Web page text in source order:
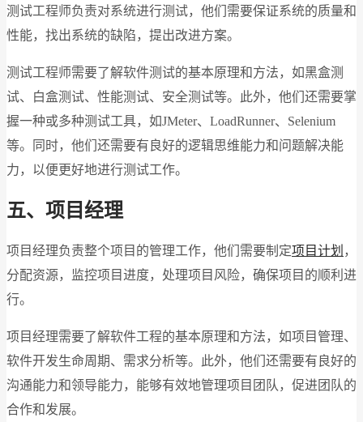
测试工程师负责对系统进行测试，他们需要保证系统的质量和
性能，找出系统的缺陷，提出改进方案。
测试工程师需要了解软件测试的基本原理和方法，如黑盒测
试、白盒测试、性能测试、安全测试等。此外，他们还需要掌
握一种或多种测试工具，如JMeter、LoadRunner、Selenium
等。同时，他们还需要有良好的逻辑思维能力和问题解决能
力，以便更好地进行测试工作。
五、项目经理
项目经理负责整个项目的管理工作，他们需要制定项目计划 ，
分配资源，监控项目进度，处理项目风险，确保项目的顺利进
行。
项目经理需要了解软件工程的基本原理和方法，如项目管理、
软件开发生命周期、需求分析等。此外，他们还需要有良好的
沟通能力和领导能力，能够有效地管理项目团队，促进团队的
合作和发展。